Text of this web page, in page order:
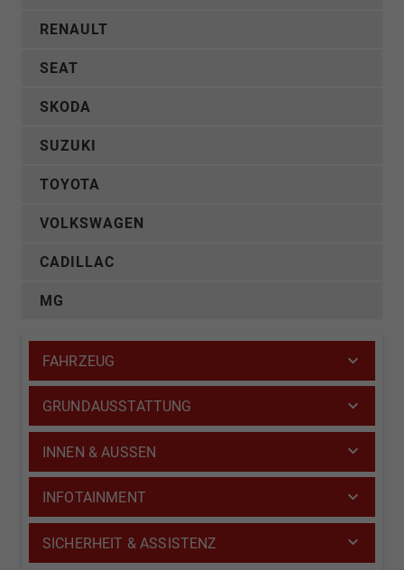
RENAULT
SEAT
SKODA
SUZUKI
TOYOTA
VOLKSWAGEN
CADILLAC
MG
FAHRZEUG
GRUNDAUSSTATTUNG
INNEN & AUSSEN
INFOTAINMENT
SICHERHEIT & ASSISTENZ